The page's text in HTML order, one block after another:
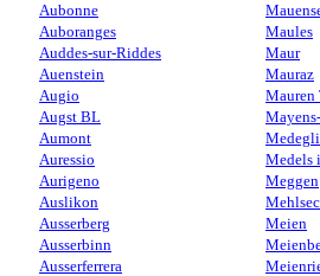
Aubonne
Auboranges
Auddes-sur-Riddes
Auenstein
Augio
Augst BL
Aumont
Auressio
Aurigeno
Auslikon
Ausserberg
Ausserbinn
Ausserferrera
Maules
Maur
Mauraz
Mauren
Medels
Meggen
Meien